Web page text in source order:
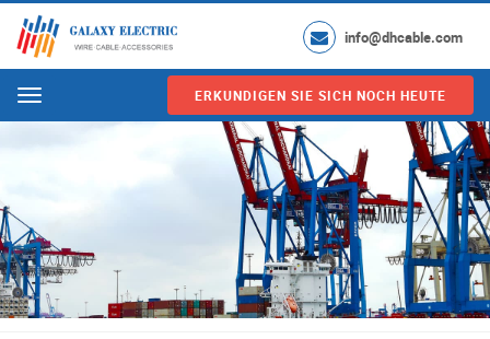
info@dhcable.com
Menu ERKUNDIGEN SIE SICH NOCH HEUTE